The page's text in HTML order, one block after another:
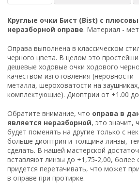
Круглые очки Бист (Bist) с
неразборной оправе. Материал -
Оправа выполнена в классическом
черного цвета. В целом это
дешевые ходовые очки ходового
качеством изготовления (неровности
металла, шероховатости на
комплектующие). Диоптрии от +1.00
Обратите внимание, что оправа в
является неразборной, это значит,
будет поменять на другие только с
больше диоптрия и толщина линзы,
сделать. В нашей мастерской
вставляют линзы до +1,75-2,00, более
придется перетачивать, что может
в оправе при протирке.